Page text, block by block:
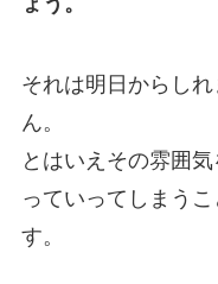
それは明日からし
ん。
とはいえその雰囲
っていってしまう
す。